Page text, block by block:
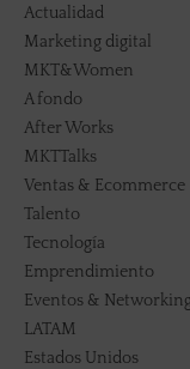
Actualidad
Marketing digital
MKT&Women
A fondo
After Works
MKTTalks
Ventas & Ecommerce
Talento
Tecnología
Emprendimiento
Eventos &
LATAM
Estados Unidos